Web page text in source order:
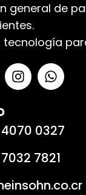
general de
tecnología
0327
7821